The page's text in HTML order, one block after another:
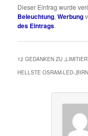
Dieser Eintrag wurde
Beleuchtung,Werbung
des Eintrags.
12 GEDANKEN ZU „
HELLSTE OSRAM-LED-